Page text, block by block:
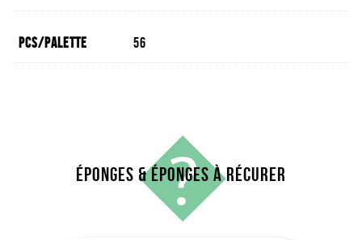
Pcs/palette 56
�
ÉPONGES & ÉPONGES À RÉCURER